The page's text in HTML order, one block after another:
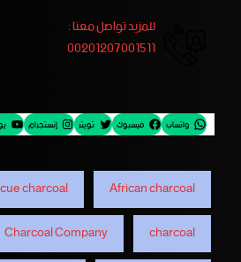
للمزيد تواصل معنا :
00201207001511
واتساب فيسبوك تويتر إنستجرام
African charcoal
charcoal
charcoal
Charcoal Company